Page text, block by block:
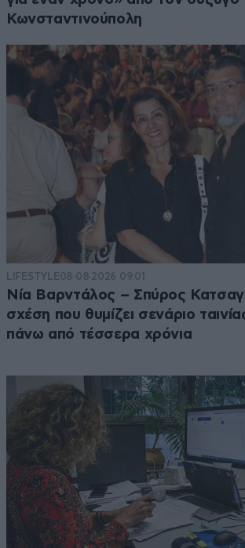
Κωνσταντινούπολη
LIFESTYLE08·08·2026 09:01
Νία Βαρντάλος – Σπύρος
σχέση που θυμίζει σενάριο
πάνω από τέσσερα χρόνια